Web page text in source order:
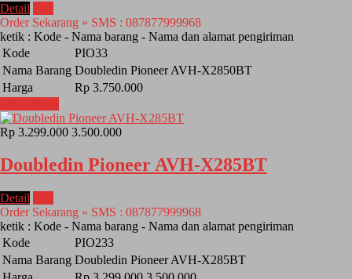
Detail
Order Sekarang » SMS : 087877999968
ketik : Kode - Nama barang - Nama dan alamat pengiriman
Kode
PIO33
Nama Barang Doubledin Pioneer AVH-X2850BT
Harga
Rp 3.750.000
Rp 3.299.000 3.500.000
Doubledin Pioneer AVH-X285BT
Detail
Order Sekarang » SMS : 087877999968
ketik : Kode - Nama barang - Nama dan alamat pengiriman
Kode
PIO233
Nama Barang Doubledin Pioneer AVH-X285BT